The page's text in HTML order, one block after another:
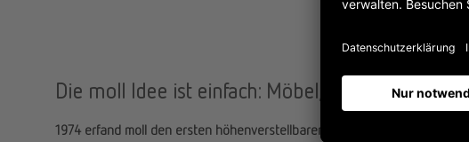
Die moll Idee ist einfach: Möbel, die mitwachsen.
1974 erfand moll den ersten höhenverstellbaren Kinderschreibtisch der